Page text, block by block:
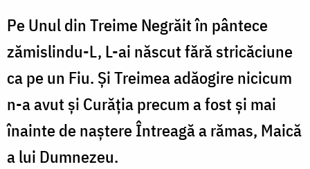
Pe Unul din Treime Negrăit în pântece
zămislindu-L, L-ai născut fără stricăciune
ca pe un Fiu. Şi Treimea adăogire nicicum
n-a avut şi Curăţia precum a fost şi mai
înainte de naştere Întreagă a rămas, Maică
a lui Dumnezeu.